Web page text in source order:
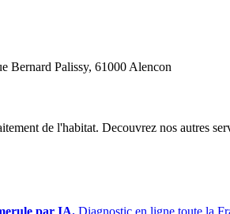
Bernard Palissy, 61000 Alencon
de l'habitat. Decouvrez nos autres